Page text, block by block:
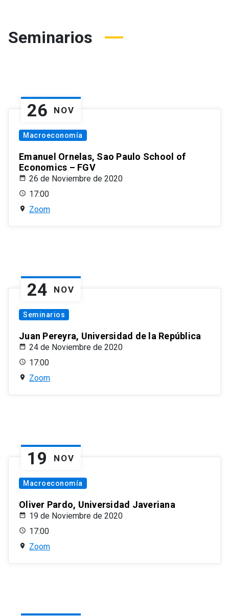
Seminarios
26 NOV
Macroeconomía
Emanuel Ornelas, Sao Paulo School of
Economics – FGV
26 de Noviembre de 2020
17:00
Zoom
24 NOV
Seminarios
Juan Pereyra, Universidad de la República
24 de Noviembre de 2020
17:00
Zoom
19 NOV
Macroeconomía
Oliver Pardo, Universidad Javeriana
19 de Noviembre de 2020
17:00
Zoom